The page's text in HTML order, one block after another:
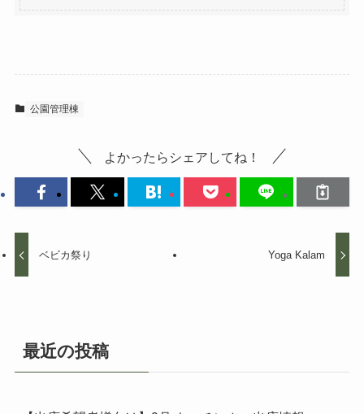
公園管理棟
よかったらシェアしてね！
ベビカ祭り Yoga Kalam
最近の投稿